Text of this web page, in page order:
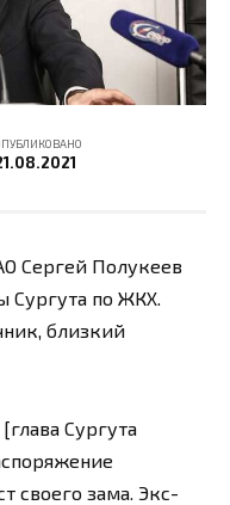
Сергей Полукеев
Сургута по ЖКХ.
близкий
Сургута
своего зама. Экс-